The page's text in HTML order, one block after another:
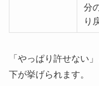
分
り
「やっぱり許せない
下が挙げられます。